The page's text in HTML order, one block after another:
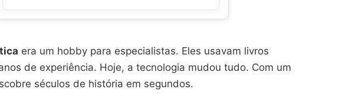
era um hobby para especialistas. Eles usavam livros
de experiência. Hoje, a tecnologia mudou tudo. Com um
séculos de história em segundos.